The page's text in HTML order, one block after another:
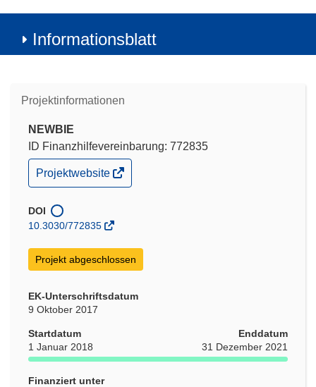
Informationsblatt
Projektinformationen
NEWBIE
ID Finanzhilfevereinbarung: 772835
(öffnet
in
Fenster)
Projektwebsite
DOI
10.3030/772835
Projekt abgeschlossen
EK-Unterschriftsdatum
9 Oktober 2017
Startdatum
1 Januar 2018
Enddatum
31 Dezember 2021
Finanziert unter